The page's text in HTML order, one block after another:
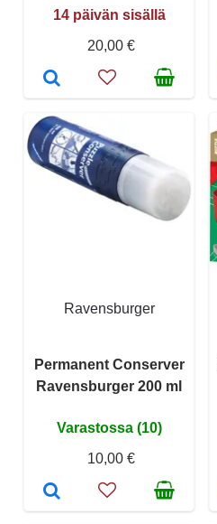
14 päivän sisällä
20,00 €
Ravensburger
Permanent Conserver
Ravensburger 200 ml
Varastossa (10)
10,00 €